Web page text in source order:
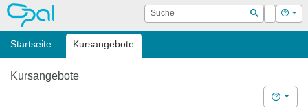
OPAL Suche
Suchen
Login Hilfe
Startseite Kursangebote
Kursangebote
Hilfe